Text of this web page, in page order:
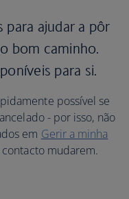
para ajudar a pôr
bom caminho.
para si.
possível se
- por isso, não
em Gerir a minha
mudarem.